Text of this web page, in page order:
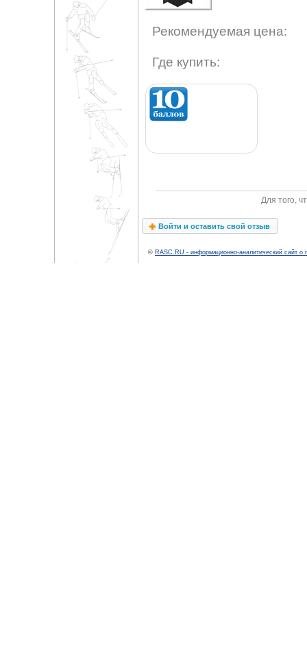
Рекомендуемая цена:
Где купить:
Для того,
Войти и оставить свой отзыв
© RASC.RU - информационно-аналитический сайт о